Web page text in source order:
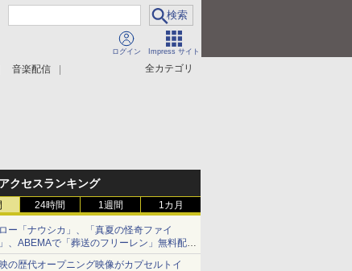
ログイン Impress サイト
全カテゴリ
音楽配信
アクセスランキング
24時間 1週間 1カ月
ー「ナウシカ」、「真夏の怪奇ファイ
、ABEMAで「葬送のフリーレン」無料配信
。夏の特番・配信情報
の歴代オープニング映像がカプセルトイ